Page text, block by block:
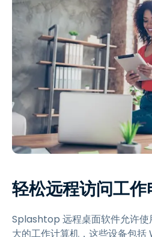
轻松远程访问工作
Splashtop 远程桌面软件允许使
大的工作计算机，这些设备包